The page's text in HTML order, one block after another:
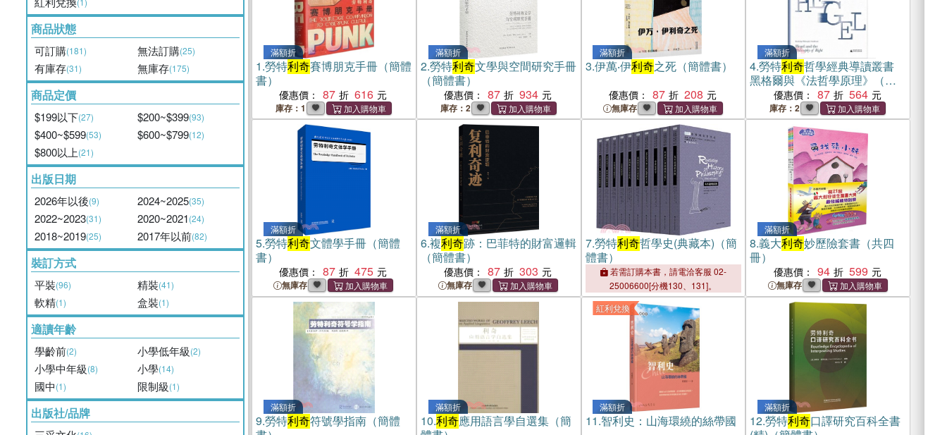
商品狀態
可訂購(181) 無法訂購(25)
有庫存(31) 無庫存(175)
商品定價
$199以下(27) $200~$399(93)
$400~$599(53) $600~$799(12)
$800以上(21)
出版日期
2026年以後(9) 2024~2025(35)
2022~2023(31) 2020~2021(24)
2018~2019(25) 2017年以前(82)
裝訂方式
平裝(96) 精裝(41)
軟精(1) 盒裝(1)
適讀年齡
學齡前(2) 小學低年級(2)
小學中年級(8) 小學(14)
國中(1) 限制級(1)
出版社/品牌
滿額折
1.勞特利奇賽博朋克手冊（簡體
書）
優惠價： 87 616
庫存：1
滿額折
2.勞特利奇文學與空間研究手冊
（簡體書）
優惠價： 87 934
庫存：2
滿額折
3.伊萬‧伊利奇之死（簡體書）
優惠價： 87 208
無庫存
滿額折
4.勞特利奇哲學經典導讀叢書
黑格爾與《法哲學原理》（簡
體書）優惠價： 87 564
庫存：2
滿額折
5.勞特利奇文體學手冊（簡體
書）
優惠價： 87 475
無庫存
滿額折
6.複利奇跡：巴菲特的財富邏輯
（簡體書）
優惠價： 87 303
無庫存
7.勞特利奇哲學史(典藏本)（簡
體書）
若需訂購本書，請電洽客服 02-
25006600[分機130、131]。
滿額折
8.義大利奇妙歷險套書（共四
冊）
優惠價： 94 599
無庫存
滿額折
9.勞特利奇符號學指南（簡體
滿額折
10.利奇應用語言學自選集（簡
紅利兌換
滿額折
11.智利史：山海環繞的絲帶國
滿額折
12.勞特利奇口譯研究百科全書